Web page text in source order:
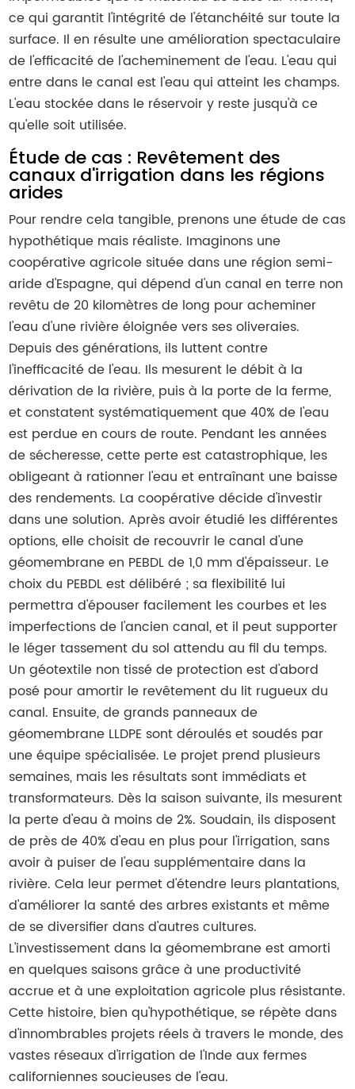
ce qui garantit l'intégrité de l'étanchéité sur toute la
surface. Il en résulte une amélioration spectaculaire
de l'efficacité de l'acheminement de l'eau. L'eau qui
entre dans le canal est l'eau qui atteint les champs.
L'eau stockée dans le réservoir y reste jusqu'à ce
qu'elle soit utilisée.
Étude de cas : Revêtement des
canaux d'irrigation dans les régions
arides
Pour rendre cela tangible, prenons une étude de cas
hypothétique mais réaliste. Imaginons une
coopérative agricole située dans une région semi-
aride d'Espagne, qui dépend d'un canal en terre non
revêtu de 20 kilomètres de long pour acheminer
l'eau d'une rivière éloignée vers ses oliveraies.
Depuis des générations, ils luttent contre
l'inefficacité de l'eau. Ils mesurent le débit à la
dérivation de la rivière, puis à la porte de la ferme,
et constatent systématiquement que 40% de l'eau
est perdue en cours de route. Pendant les années
de sécheresse, cette perte est catastrophique, les
obligeant à rationner l'eau et entraînant une baisse
des rendements. La coopérative décide d'investir
dans une solution. Après avoir étudié les différentes
options, elle choisit de recouvrir le canal d'une
géomembrane en PEBDL de 1,0 mm d'épaisseur. Le
choix du PEBDL est délibéré ; sa flexibilité lui
permettra d'épouser facilement les courbes et les
imperfections de l'ancien canal, et il peut supporter
le léger tassement du sol attendu au fil du temps.
Un géotextile non tissé de protection est d'abord
posé pour amortir le revêtement du lit rugueux du
canal. Ensuite, de grands panneaux de
géomembrane LLDPE sont déroulés et soudés par
une équipe spécialisée. Le projet prend plusieurs
semaines, mais les résultats sont immédiats et
transformateurs. Dès la saison suivante, ils mesurent
la perte d'eau à moins de 2%. Soudain, ils disposent
de près de 40% d'eau en plus pour l'irrigation, sans
avoir à puiser de l'eau supplémentaire dans la
rivière. Cela leur permet d'étendre leurs plantations,
d'améliorer la santé des arbres existants et même
de se diversifier dans d'autres cultures.
L'investissement dans la géomembrane est amorti
en quelques saisons grâce à une productivité
accrue et à une exploitation agricole plus résistante.
Cette histoire, bien qu'hypothétique, se répète dans
d'innombrables projets réels à travers le monde, des
vastes réseaux d'irrigation de l'Inde aux fermes
californiennes soucieuses de l'eau.